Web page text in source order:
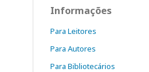
Informações
Para Leitores
Para Autores
Para Bibliotecários